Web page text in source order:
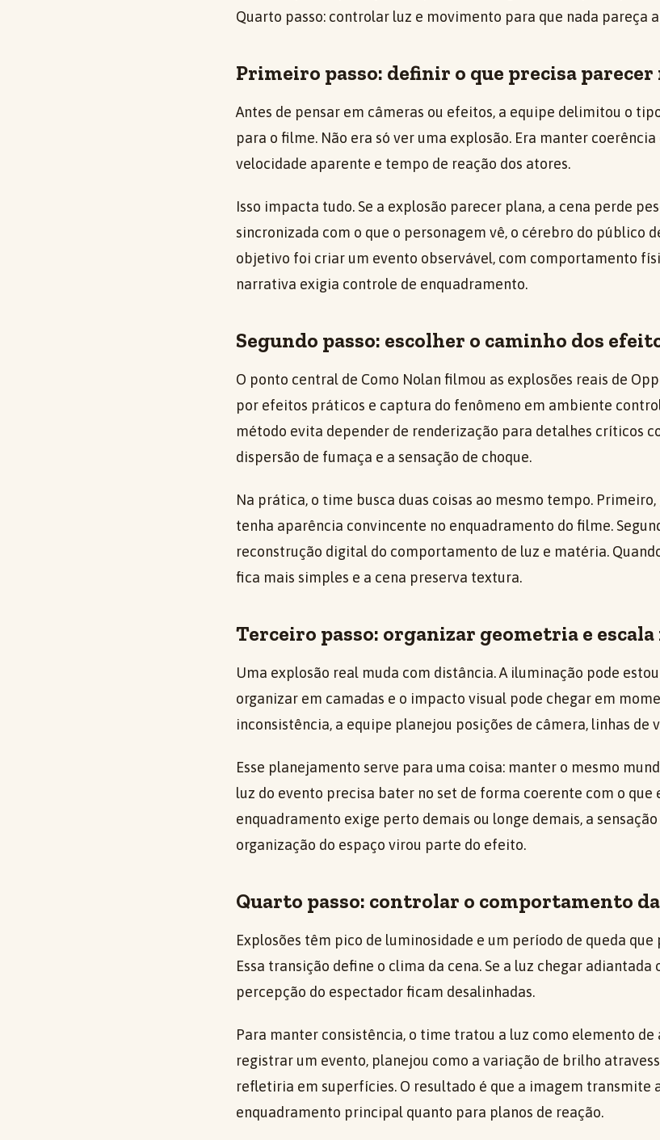
Quarto passo: controlar luz e movimento para que nada pareça
Primeiro passo: definir o que precisa parecer
Antes de pensar em câmeras ou efeitos, a equipe delimitou o
para o filme. Não era só ver uma explosão. Era manter
velocidade aparente e tempo de reação dos atores.
Isso impacta tudo. Se a explosão parecer plana, a cena perde
sincronizada com o que o personagem vê, o cérebro do público
objetivo foi criar um evento observável, com comportamento
narrativa exigia controle de enquadramento.
Segundo passo: escolher o caminho dos
O ponto central de Como Nolan filmou as explosões reais de
por efeitos práticos e captura do fenômeno em ambiente
método evita depender de renderização para detalhes críticos
dispersão de fumaça e a sensação de choque.
Na prática, o time busca duas coisas ao mesmo tempo.
tenha aparência convincente no enquadramento do filme.
reconstrução digital do comportamento de luz e matéria.
fica mais simples e a cena preserva textura.
Terceiro passo: organizar geometria e escala
Uma explosão real muda com distância. A iluminação pode
organizar em camadas e o impacto visual pode chegar em
inconsistência, a equipe planejou posições de câmera, linhas de
Esse planejamento serve para uma coisa: manter o mesmo
luz do evento precisa bater no set de forma coerente com o que
enquadramento exige perto demais ou longe demais, a
organização do espaço virou parte do efeito.
Quarto passo: controlar o comportamento
Explosões têm pico de luminosidade e um período de queda
Essa transição define o clima da cena. Se a luz chegar adiantada
percepção do espectador ficam desalinhadas.
Para manter consistência, o time tratou a luz como elemento de
registrar um evento, planejou como a variação de brilho
refletiria em superfícies. O resultado é que a imagem transmite
enquadramento principal quanto para planos de reação.